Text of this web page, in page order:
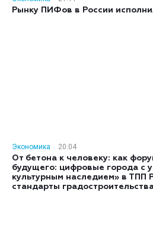
Рынку ПИФов в России
Экономика
20:04
От бетона к человеку: как
будущего: цифровые города с
культурным наследием» в ТПП
стандарты